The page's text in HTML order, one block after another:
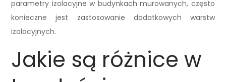
parametry izolacyjne w budynkach murowanych, często
konieczne jest zastosowanie dodatkowych warstw
izolacyjnych.
Jakie są różnice w